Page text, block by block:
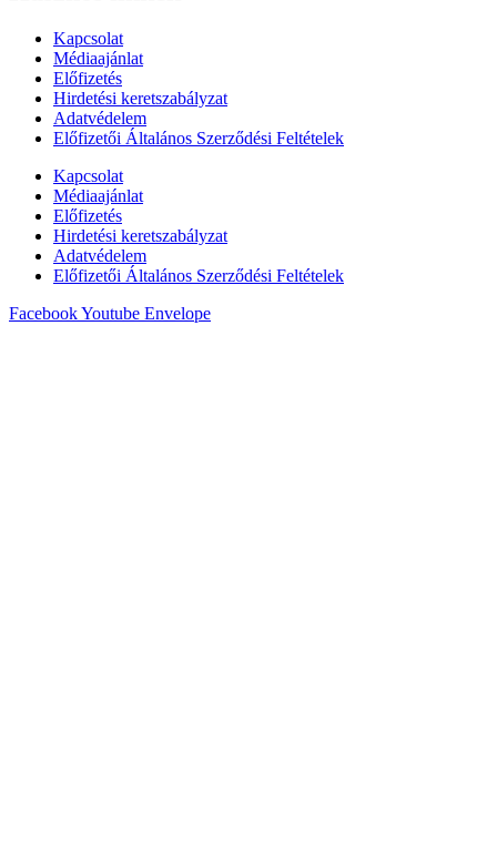
Kapcsolat
Médiaajánlat
Előfizetés
Hirdetési keretszabályzat
Adatvédelem
Előfizetői Általános Szerződési Feltételek
Kapcsolat
Médiaajánlat
Előfizetés
Hirdetési keretszabályzat
Adatvédelem
Előfizetői Általános Szerződési Feltételek
FacebookYoutube Envelope